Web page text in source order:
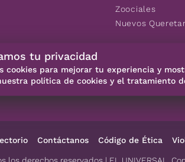
Zoociales
Nuevos
Contáctanos Código de Ética
tu privacidad
cookies para mejorar tu experiencia y
política de cookies y el tratamiento